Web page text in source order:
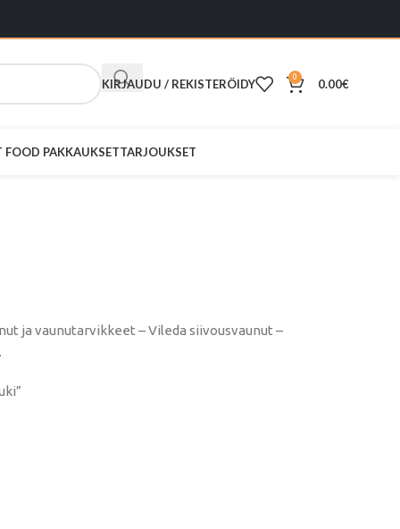
KIRJAUDU / REKISTERÖIDY 0 0.00€
FOOD PAKKAUKSETTARJOUKSET
ja vaunutarvikkeet – Vileda siivousvaunut –